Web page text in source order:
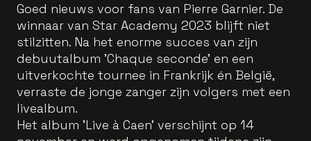
Goed nieuws voor fans van Pierre Garnier. De
winnaar van Star Academy 2023 blijft niet
stilzitten. Na het enorme succes van zijn
debuutalbum 'Chaque seconde' en een
uitverkochte tournee in Frankrijk én België,
verraste de jonge zanger zijn volgers met een
livealbum.
Het album 'Live à Caen' verschijnt op 14